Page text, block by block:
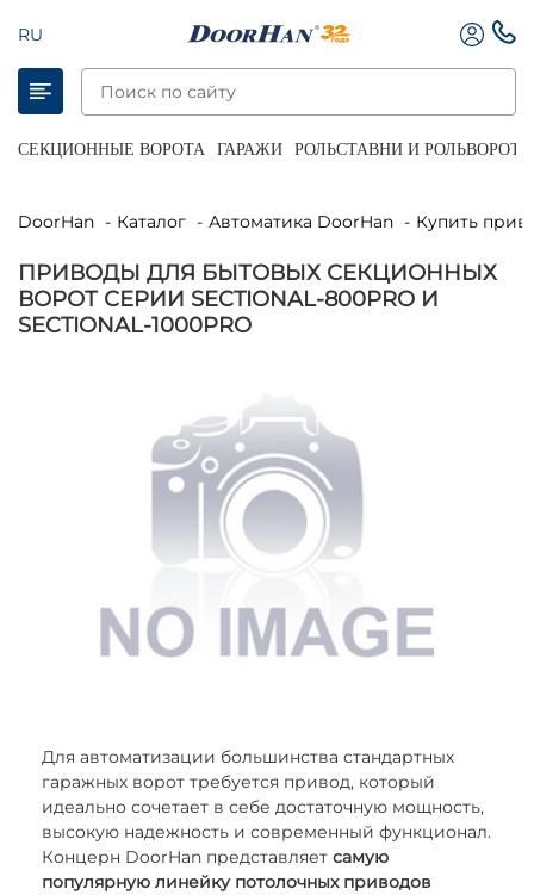
RU
СЕКЦИОННЫЕ ВОРОТА ГАРАЖИ РОЛЬСТАВНИ И РОЛЬВОРОТА
DoorHan Каталог Автоматика DoorHan Купить
ПРИВОДЫ ДЛЯ БЫТОВЫХ СЕКЦИОННЫХ
ВОРОТ СЕРИИ SECTIONAL-800PRO И
SECTIONAL-1000PRO
Для автоматизации большинства стандартных
гаражных ворот требуется привод, который
идеально сочетает в себе достаточную мощность,
высокую надежность и современный функционал.
Концерн DoorHan представляет самую
популярную линейку потолочных приводов